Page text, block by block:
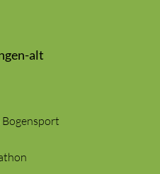
alt